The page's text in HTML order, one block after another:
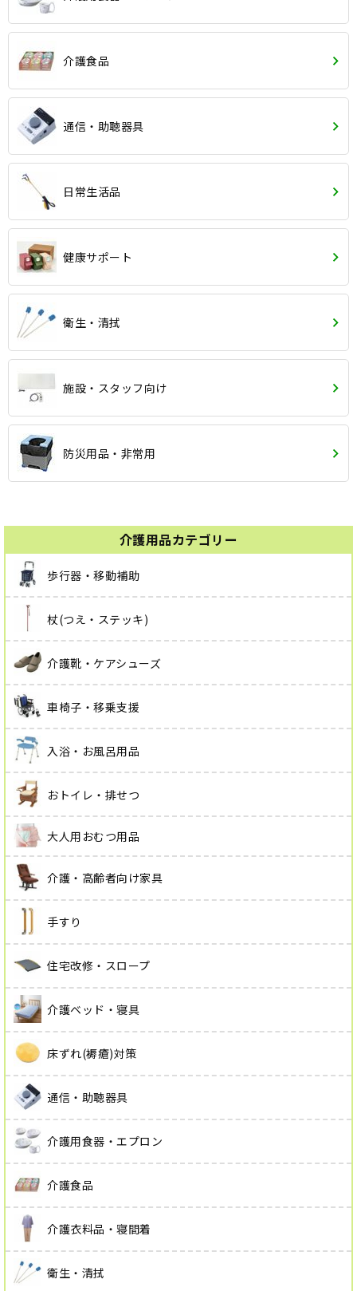
介護用品カテゴリー
歩行器・移動補助
杖(つえ・ステッキ)
介護靴・ケアシューズ
車椅子・移乗支援
入浴・お風呂用品
おトイレ・排せつ
大人用おむつ用品
介護・高齢者向け家具
手すり
住宅改修・スロープ
介護ベッド・寝具
床ずれ(褥瘡)対策
通信・助聴器具
介護用食器・エプロン
介護食品
介護衣料品・寝間着
衛生・清拭
介護食品
通信・助聴器具
日常生活品
健康サポート
衛生・清拭
施設・スタッフ向け
防災用品・非常用